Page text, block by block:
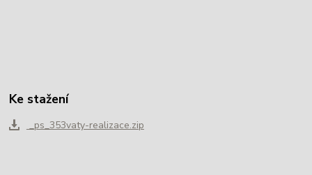
Ke stažení
_ps_353vaty-realizace.zip